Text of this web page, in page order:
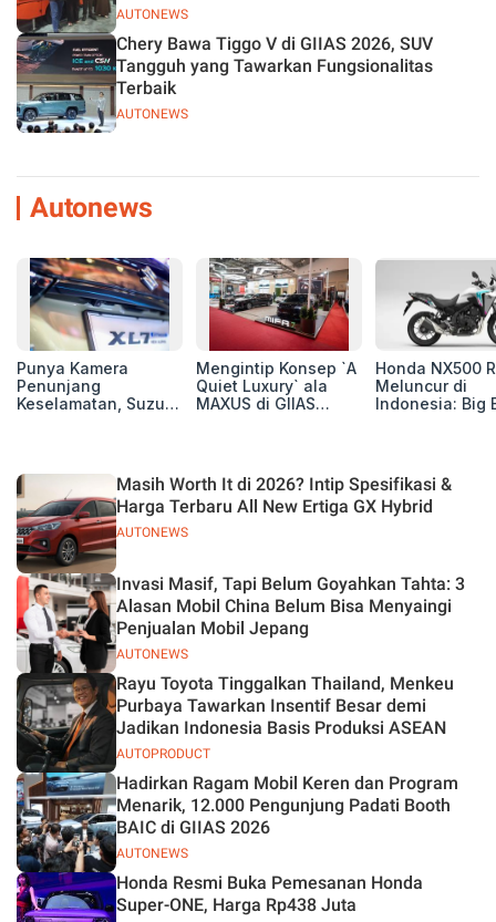
AUTONEWS
AUTONEWS
Chery Bawa Tiggo V di GIIAS 2026, SUV
Tangguh yang Tawarkan Fungsionalitas
Terbaik
Autonews
Punya Kamera
Penunjang
Keselamatan, Suzuki
Mengintip Konsep `A
Quiet Luxury` ala
MAXUS di GIIAS
Honda NX500
Meluncur di
Indonesia: Big
Juta
AUTONEWS
Masih Worth It di 2026? Intip Spesifikasi &
Harga Terbaru All New Ertiga GX Hybrid
AUTONEWS
Invasi Masif, Tapi Belum Goyahkan Tahta: 3
Alasan Mobil China Belum Bisa Menyaingi
Penjualan Mobil Jepang
AUTOPRODUCT
Rayu Toyota Tinggalkan Thailand, Menkeu
Purbaya Tawarkan Insentif Besar demi
Jadikan Indonesia Basis Produksi ASEAN
AUTONEWS
Hadirkan Ragam Mobil Keren dan Program
Menarik, 12.000 Pengunjung Padati Booth
BAIC di GIIAS 2026
Honda Resmi Buka Pemesanan Honda
Super-ONE, Harga Rp438 Juta